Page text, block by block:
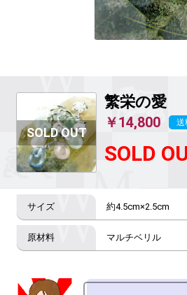
繁栄の愛
￥14,800 送
SOLD
約4.5cm×2.5cm
マルチベリル